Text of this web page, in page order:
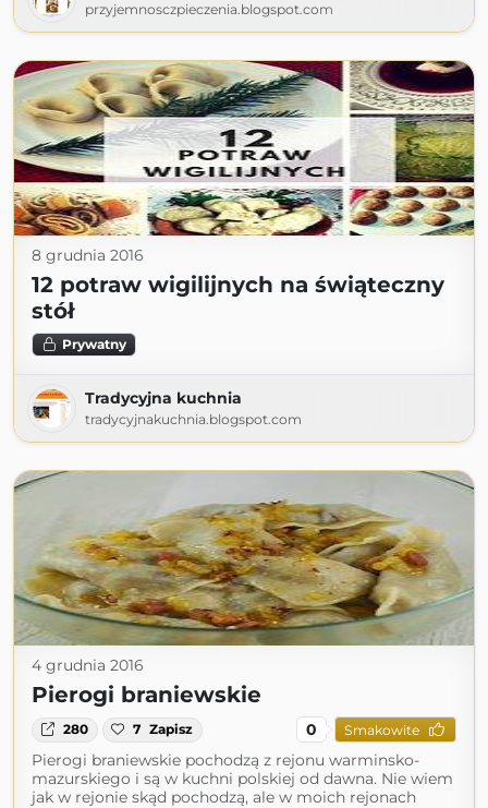
przyjemnosczpieczenia.blogspot.com
8 grudnia 2016
12 potraw wigilijnych na świąteczny
stół
Prywatny
Tradycyjna kuchnia
tradycyjnakuchnia.blogspot.com
4 grudnia 2016
Pierogi braniewskie
280 7 Zapisz 0 Smakowite
Pierogi braniewskie pochodzą z rejonu warminsko-
mazurskiego i są w kuchni polskiej od dawna. Nie wiem
jak w rejonie skąd pochodzą, ale w moich rejonach